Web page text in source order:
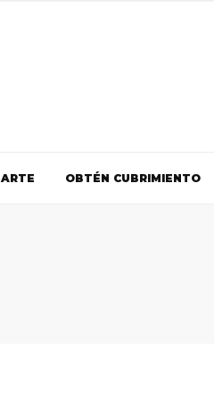
ARTE OBTÉN CUBRIMIENTO